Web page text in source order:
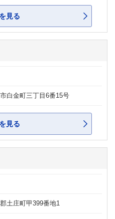
見る
白金町三丁目6番15号
見る
土庄町甲399番地1